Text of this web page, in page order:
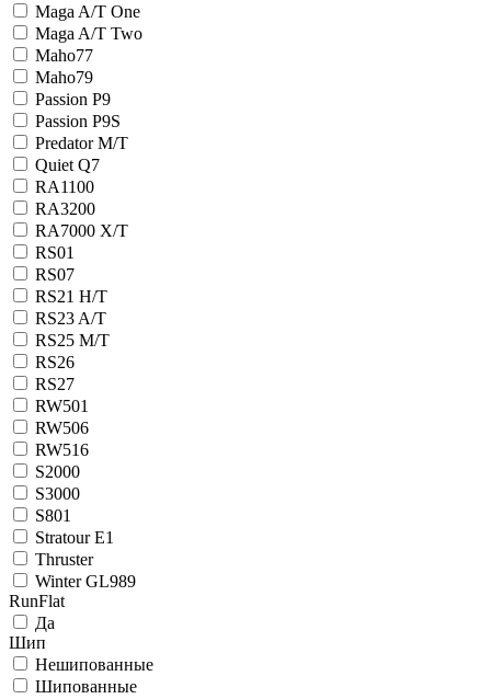
Maga A/T One
Maga A/T Two
Maho77
Maho79
Passion P9
Passion P9S
Predator M/T
Quiet Q7
RA1100
RA3200
RA7000 X/T
RS01
RS07
RS21 H/T
RS23 A/T
RS25 M/T
RS26
RS27
RW501
RW506
RW516
S2000
S3000
S801
Stratour E1
Thruster
Winter GL989
RunFlat
Да
Шип
Нешипованные
Шипованные